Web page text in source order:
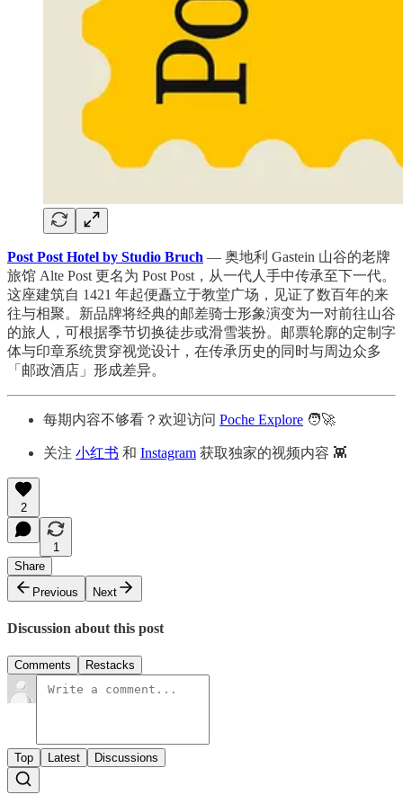
Post Post Hotel by Studio Bruch — 奥地利 Gastein 山谷的老牌
旅馆 Alte Post 更名为 Post Post，从一代人手中传承至下一代。
这座建筑自 1421 年起便矗立于教堂广场，见证了数百年的来
往与相聚。新品牌将经典的邮差骑士形象演变为一对前往山谷
的旅人，可根据季节切换徒步或滑雪装扮。邮票轮廓的定制字
体与印章系统贯穿视觉设计，在传承历史的同时与周边众多
「邮政酒店」形成差异。
每期内容不够看？欢迎访问 Poche Explore 🧑‍🚀
关注 小红书 和 Instagram 获取独家的视频内容 👾
2
1
Share
Previous
Next
Discussion about this post
Comments Restacks
Top Latest Discussions